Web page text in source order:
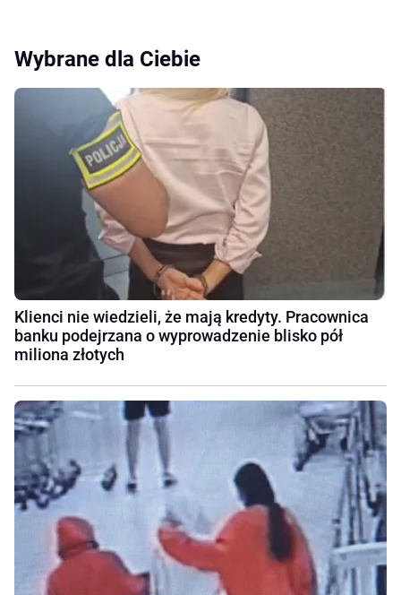
Wybrane dla Ciebie
Klienci nie wiedzieli, że mają kredyty. Pracownica
banku podejrzana o wyprowadzenie blisko pół
miliona złotych